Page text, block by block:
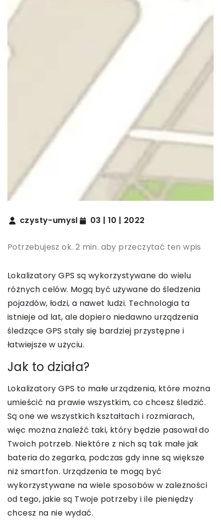
czysty-umysl 03 | 10 | 2022
Potrzebujesz ok. 2 min. aby przeczytać ten wpis
Lokalizatory GPS są wykorzystywane do wielu
różnych celów. Mogą być używane do śledzenia
pojazdów, łodzi, a nawet ludzi. Technologia ta
istnieje od lat, ale dopiero niedawno urządzenia
śledzące GPS stały się bardziej przystępne i
łatwiejsze w użyciu.
Jak to działa?
Lokalizatory GPS to małe urządzenia, które można
umieścić na prawie wszystkim, co chcesz śledzić.
Są one we wszystkich kształtach i rozmiarach,
więc można znaleźć taki, który będzie pasował do
Twoich potrzeb. Niektóre z nich są tak małe jak
bateria do zegarka, podczas gdy inne są większe
niż smartfon. Urządzenia te mogą być
wykorzystywane na wiele sposobów w zależności
od tego, jakie są Twoje potrzeby i ile pieniędzy
chcesz na nie wydać.